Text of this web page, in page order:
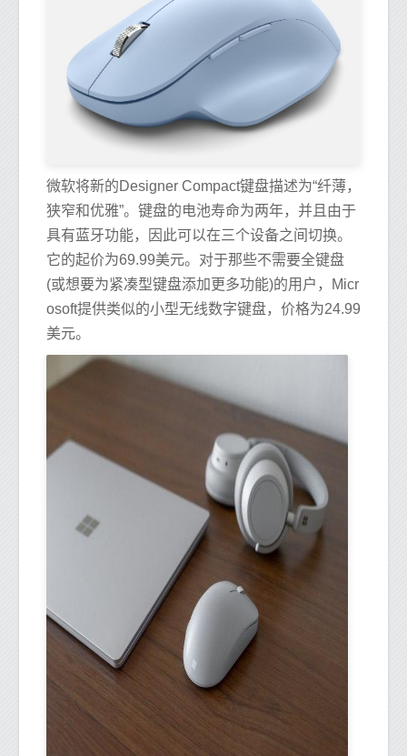
微软将新的Designer Compact键盘描述为“纤薄，
狭窄和优雅”。键盘的电池寿命为两年，并且由于
具有蓝牙功能，因此可以在三个设备之间切换。
它的起价为69.99美元。对于那些不需要全键盘
(或想要为紧凑型键盘添加更多功能)的用户，Micr
osoft提供类似的小型无线数字键盘，价格为24.99
美元。